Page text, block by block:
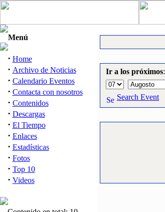
Menú
· Home
· Archivo de Noticias
· Calendario Eventos
· Contacta con nosotros
· Contenidos
· Descargas
· El Tiempo
· Enlaces
· Estadísticas
· Fotos
· Top 10
· Videos
Ir a los próximos:
Search Event